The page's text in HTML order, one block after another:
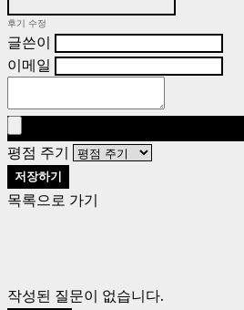
후기 수정
글쓴이
이메일
평점 주기
저장하기
목록으로 가기
작성된 질문이 없습니다.